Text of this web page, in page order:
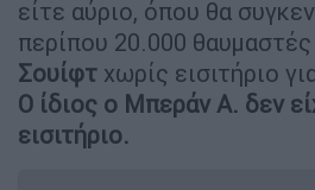
είτε αύριο, όπου θα
περίπου 20.000
Σουίφτ χωρίς εισιτήριο
Ο ίδιος ο Μπεράν Α. δεν
εισιτήριο.